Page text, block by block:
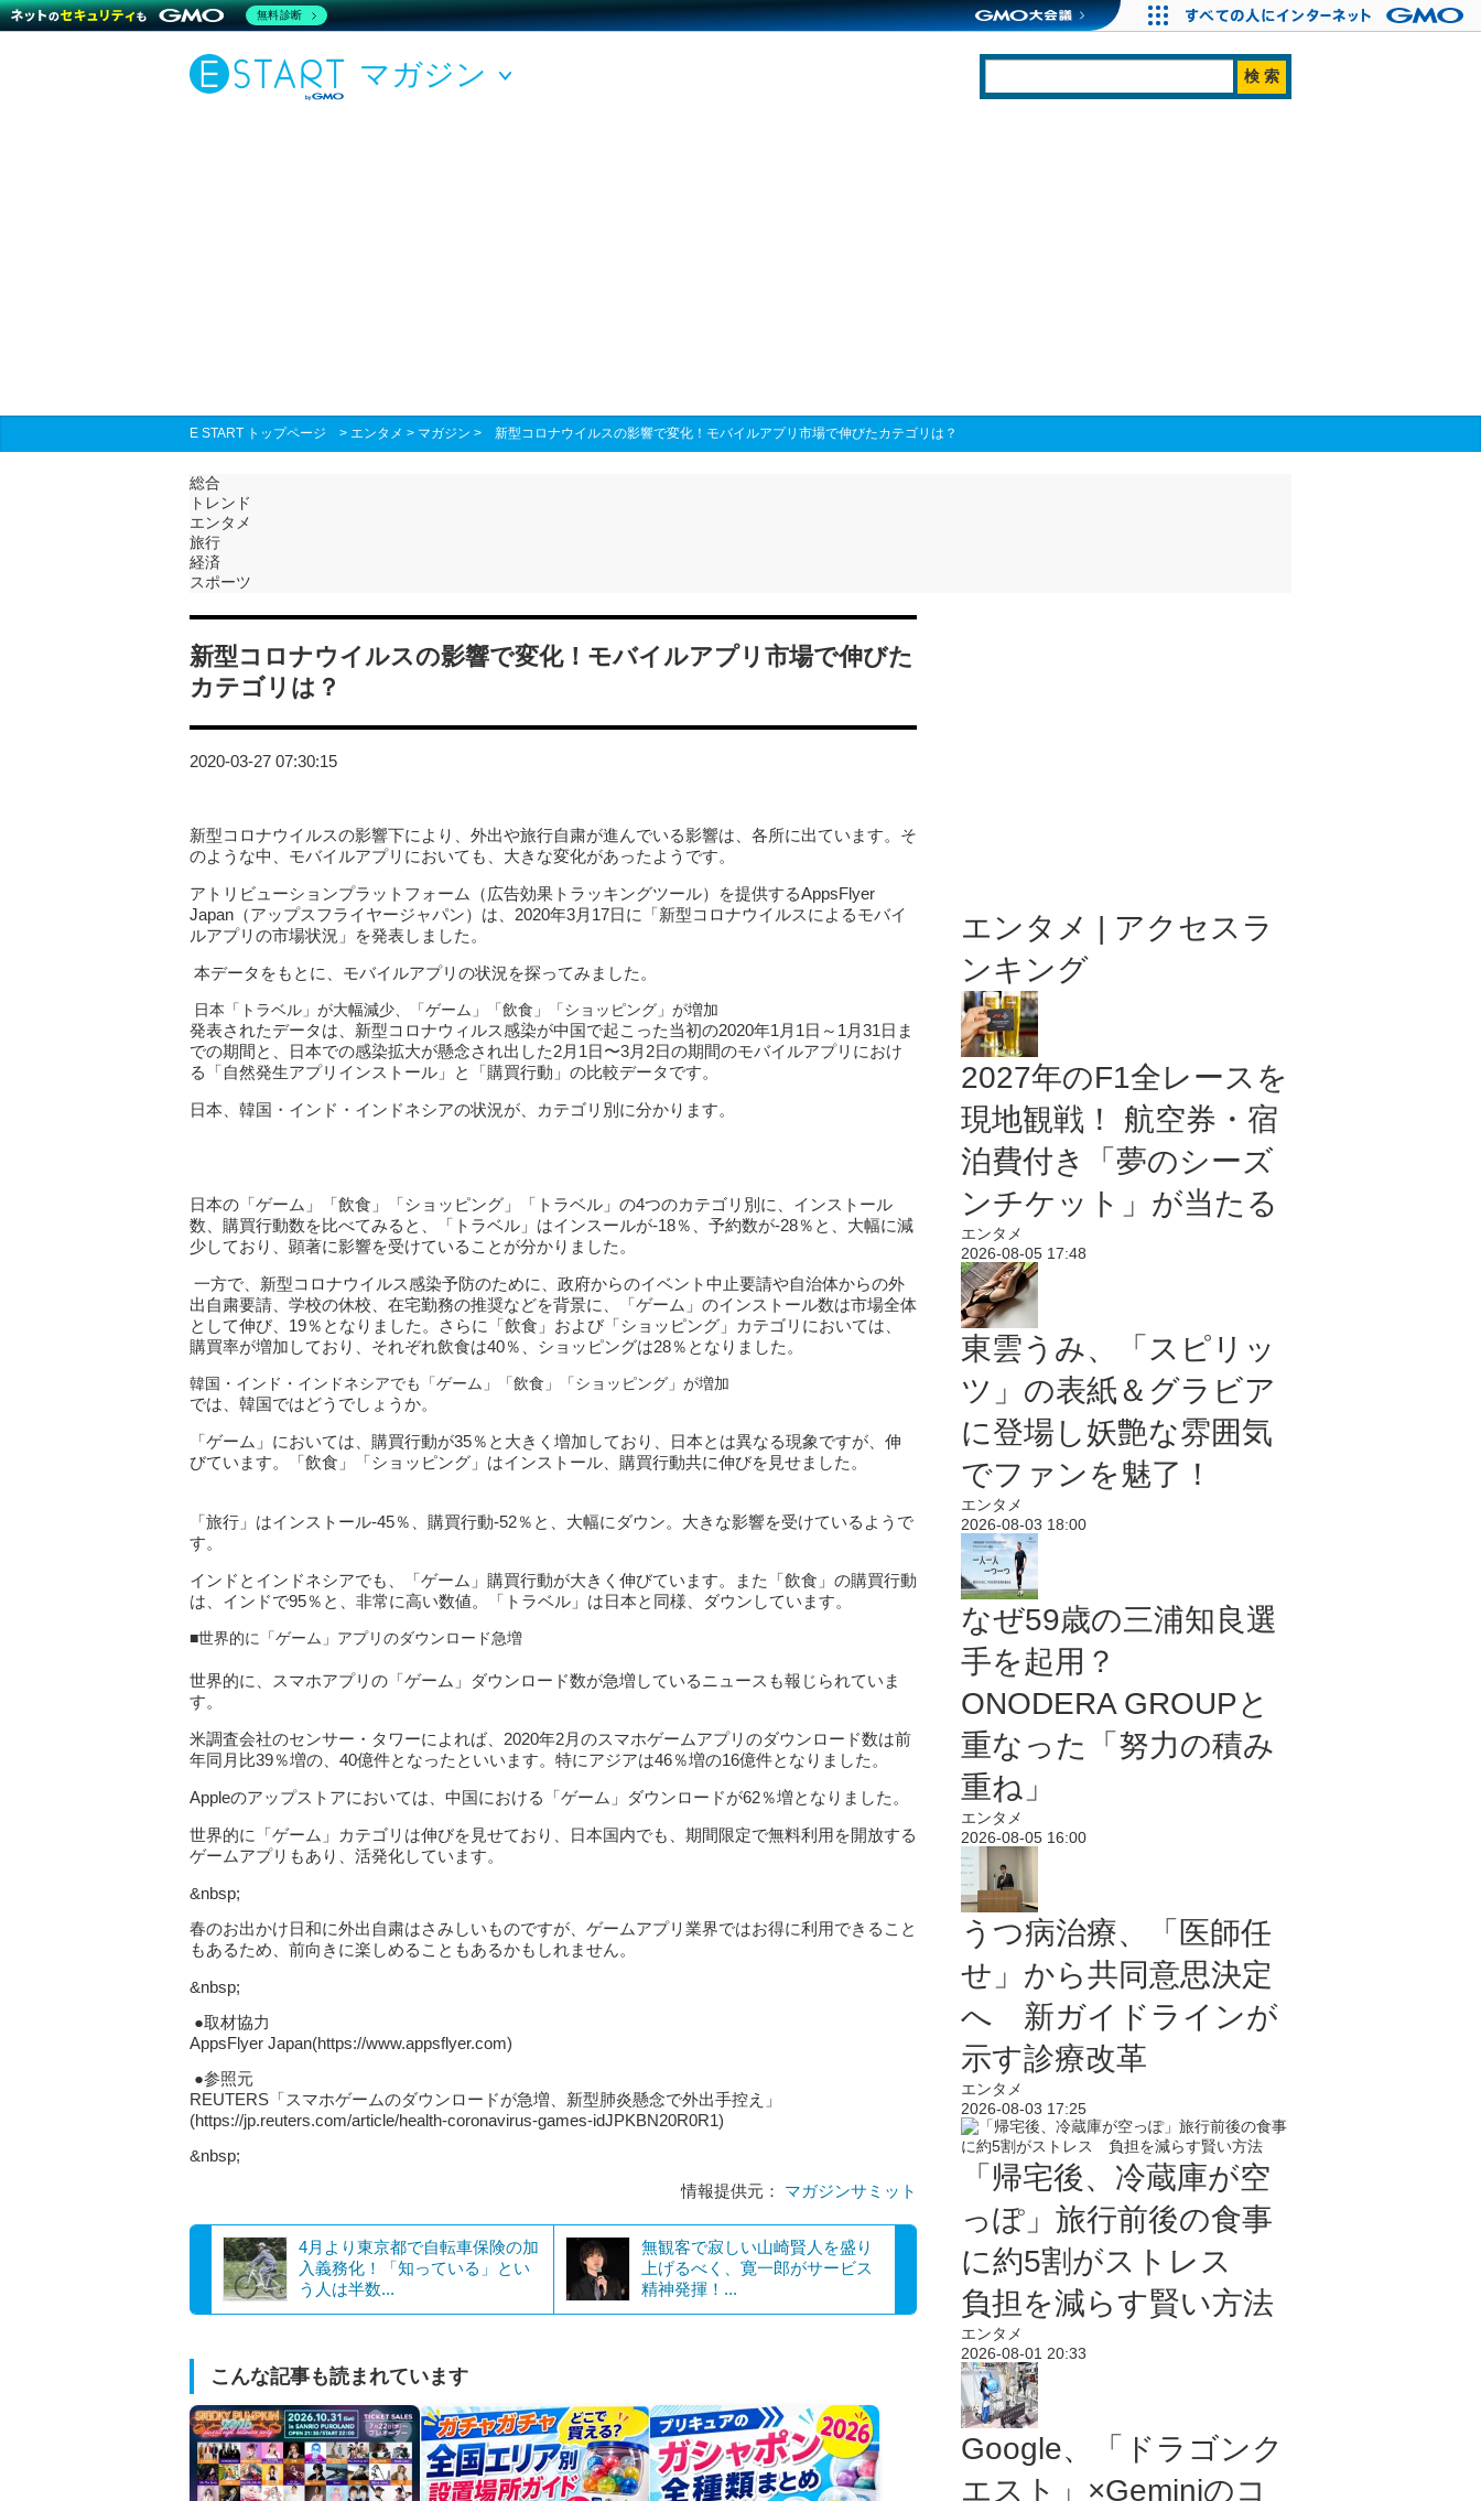
マガジン
E START トップページ > エンタメ > マガジン > 新型コロナウイルスの影響で変化！モバイルアプリ市場で伸びたカテゴリは？
総合
トレンド
エンタメ
旅行
経済
スポーツ
新型コロナウイルスの影響で変化！モバイルアプリ市場で伸びた
カテゴリは？
2020-03-27 07:30:15
新型コロナウイルスの影響下により、外出や旅行自粛が進んでいる影響は、各所に出ています。そ
のような中、モバイルアプリにおいても、大きな変化があったようです。
アトリビューションプラットフォーム（広告効果トラッキングツール）を提供するAppsFlyer
Japan（アップスフライヤージャパン）は、2020年3月17日に「新型コロナウイルスによるモバイ
ルアプリの市場状況」を発表しました。
本データをもとに、モバイルアプリの状況を探ってみました。
日本「トラベル」が大幅減少、「ゲーム」「飲食」「ショッピング」が増加
発表されたデータは、新型コロナウィルス感染が中国で起こった当初の2020年1月1日～1月31日ま
での期間と、日本での感染拡大が懸念され出した2月1日〜3月2日の期間のモバイルアプリにおけ
る「自然発生アプリインストール」と「購買行動」の比較データです。
日本、韓国・インド・インドネシアの状況が、カテゴリ別に分かります。
日本の「ゲーム」「飲食」「ショッピング」「トラベル」の4つのカテゴリ別に、インストール
数、購買行動数を比べてみると、「トラベル」はインスールが-18％、予約数が-28％と、大幅に減
少しており、顕著に影響を受けていることが分かりました。
一方で、新型コロナウイルス感染予防のために、政府からのイベント中止要請や自治体からの外
出自粛要請、学校の休校、在宅勤務の推奨などを背景に、「ゲーム」のインストール数は市場全体
として伸び、19％となりました。さらに「飲食」および「ショッピング」カテゴリにおいては、
購買率が増加しており、それぞれ飲食は40％、ショッピングは28％となりました。
韓国・インド・インドネシアでも「ゲーム」「飲食」「ショッピング」が増加
では、韓国ではどうでしょうか。
「ゲーム」においては、購買行動が35％と大きく増加しており、日本とは異なる現象ですが、伸
びています。「飲食」「ショッピング」はインストール、購買行動共に伸びを見せました。
「旅行」はインストール-45％、購買行動-52％と、大幅にダウン。大きな影響を受けているようで
す。
インドとインドネシアでも、「ゲーム」購買行動が大きく伸びています。また「飲食」の購買行動
は、インドで95％と、非常に高い数値。「トラベル」は日本と同様、ダウンしています。
■世界的に「ゲーム」アプリのダウンロード急増
世界的に、スマホアプリの「ゲーム」ダウンロード数が急増しているニュースも報じられていま
す。
米調査会社のセンサー・タワーによれば、2020年2月のスマホゲームアプリのダウンロード数は前
年同月比39％増の、40億件となったといいます。特にアジアは46％増の16億件となりました。
Appleのアップストアにおいては、中国における「ゲーム」ダウンロードが62％増となりました。
世界的に「ゲーム」カテゴリは伸びを見せており、日本国内でも、期間限定で無料利用を開放する
ゲームアプリもあり、活発化しています。
&nbsp;
春のお出かけ日和に外出自粛はさみしいものですが、ゲームアプリ業界ではお得に利用できること
もあるため、前向きに楽しめることもあるかもしれません。
&nbsp;
●取材協力
AppsFlyer Japan(https://www.appsflyer.com)
●参照元
REUTERS「スマホゲームのダウンロードが急増、新型肺炎懸念で外出手控え」
(https://jp.reuters.com/article/health-coronavirus-games-idJPKBN20R0R1)
&nbsp;
情報提供元： マガジンサミット
4月より東京都で自転車保険の加
入義務化！「知っている」とい
う人は半数...
無観客で寂しい山崎賢人を盛り
上げるべく、寛一郎がサービス
精神発揮！...
こんな記事も読まれています
エンタメ | アクセスラ
ンキング
2027年のF1全レースを
現地観戦！ 航空券・宿
泊費付き「夢のシーズ
ンチケット」が当たる
エンタメ
2026-08-05 17:48
東雲うみ、「スピリッ
ツ」の表紙＆グラビア
に登場し妖艶な雰囲気
でファンを魅了！
エンタメ
2026-08-03 18:00
なぜ59歳の三浦知良選
手を起用？
ONODERA GROUPと
重なった「努力の積み
重ね」
エンタメ
2026-08-05 16:00
うつ病治療、「医師任
せ」から共同意思決定
へ 新ガイドラインが
示す診療改革
エンタメ
2026-08-03 17:25
「帰宅後、冷蔵庫が空
っぽ」旅行前後の食事
に約5割がストレス
負担を減らす賢い方法
エンタメ
2026-08-01 20:33
Google、「ドラゴンク
エスト」×Geminiのコ
無料診断